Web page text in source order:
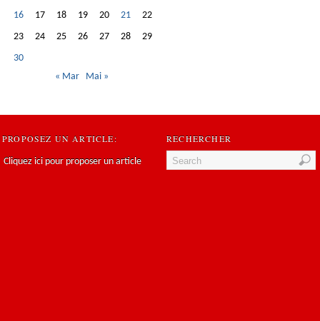
16
17 18 19 20 21
22
23
24 25 26 27 28
29
30
« Mar
Mai »
PROPOSEZ UN ARTICLE:
Cliquez ici pour proposer un article
RECHERCHER